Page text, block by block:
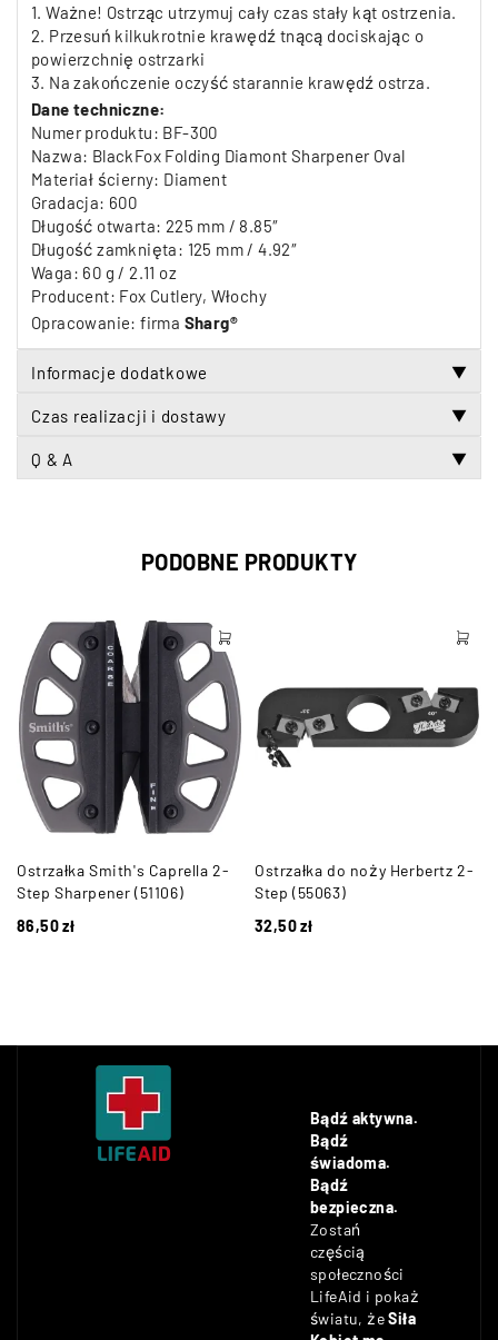
1.Ważne! Ostrząc utrzymuj cały czas stały kąt ostrzenia.
2. Przesuń kilkukrotnie krawędź tnącą dociskając o
powierzchnię ostrzarki
3. Na zakończenie oczyść starannie krawędź ostrza.
Dane techniczne:
Numer produktu: BF-300
Nazwa: BlackFox Folding Diamont Sharpener Oval
Materiał ścierny: Diament
Gradacja: 600
Długość otwarta: 225 mm / 8.85″
Długość zamknięta: 125 mm / 4.92″
Waga: 60 g / 2.11 oz
Producent: Fox Cutlery, Włochy
Opracowanie: firma Sharg®
Informacje dodatkowe ▼
Czas realizacji i dostawy ▼
Q & A ▼
PODOBNE PRODUKTY
Ostrzałka Smith's Caprella 2-
Step Sharpener (51106)
86,50zł
Ostrzałka do noży Herbertz 2-
Step (55063)
32,50zł
Bądź aktywna.
Bądź
świadoma.
Bądź
bezpieczna.
Zostań
częścią
społeczności
LifeAid i pokaż
światu, żeSiła